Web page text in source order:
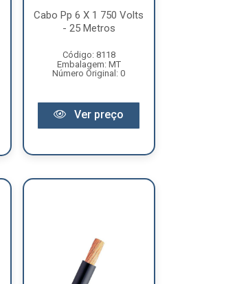
Cabo Pp 6 X 1 750 Volts
- 25 Metros
Código: 8118
Embalagem: MT
Número Original: 0
Ver preço